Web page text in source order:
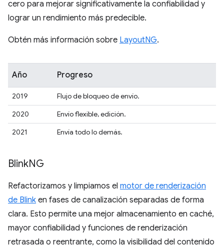
cero para mejorar significativamente la confiabilidad y
lograr un rendimiento más predecible.
Obtén más información sobre LayoutNG.
Año Progreso
2019
Flujo de bloqueo de envío.
2020
Envío flexible, edición.
2021
Envía todo lo demás.
BlinkNG
Refactorizamos y limpiamos el motor de renderización
de Blink en fases de canalización separadas de forma
clara. Esto permite una mejor almacenamiento en caché,
mayor confiabilidad y funciones de renderización
retrasada o reentrante, como la visibilidad del contenido